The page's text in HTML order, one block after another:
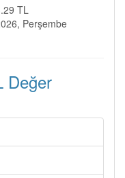
TL
Perşembe
Değer